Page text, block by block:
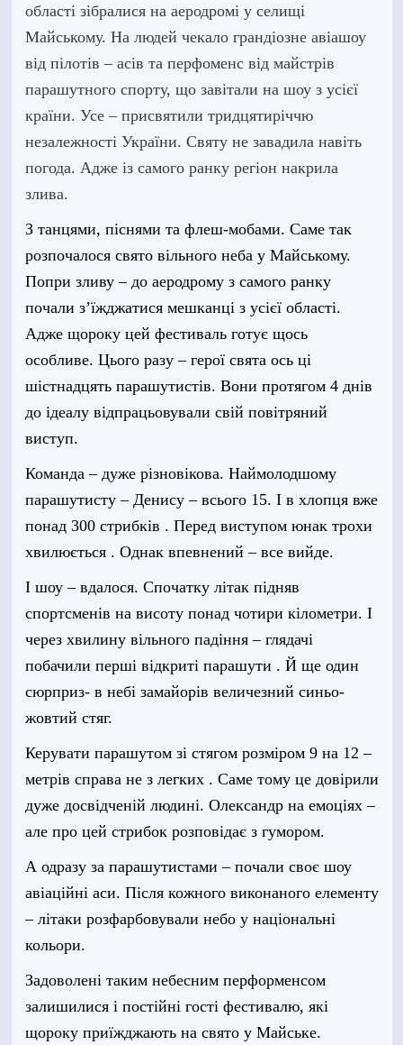
області зібралися на аеродромі у селищі
Майському. На людей чекало грандіозне авіашоу
від пілотів – асів та перфоменс від майстрів
парашутного спорту, що завітали на шоу з усієї
країни. Усе – присвятили тридцятиріччю
незалежності України. Святу не завадила навіть
погода. Адже із самого ранку регіон накрила
злива.
З танцями, піснями та флеш-мобами. Саме так
розпочалося свято вільного неба у Майському.
Попри зливу – до аеродрому з самого ранку
почали з’їжджатися мешканці з усієї області.
Адже щороку цей фестиваль готує щось
особливе. Цього разу – герої свята ось ці
шістнадцять парашутистів. Вони протягом 4 днів
до ідеалу відпрацьовували свій повітряний
виступ.
Команда – дуже різновікова. Наймолодшому
парашутисту – Денису – всього 15. І в хлопця вже
понад 300 стрибків . Перед виступом юнак трохи
хвилюється . Однак впевнений – все вийде.
І шоу – вдалося. Спочатку літак підняв
спортсменів на висоту понад чотири кілометри. І
через хвилину вільного падіння – глядачі
побачили перші відкриті парашути . Й ще один
сюрприз- в небі замайорів величезний синьо-
жовтий стяг.
Керувати парашутом зі стягом розміром 9 на 12 –
метрів справа не з легких . Саме тому це довірили
дуже досвідченій людині. Олександр на емоціях –
але про цей стрибок розповідає з гумором.
А одразу за парашутистами – почали своє шоу
авіаційні аси. Після кожного виконаного елементу
– літаки розфарбовували небо у національні
кольори.
Задоволені таким небесним перформенсом
залишилися і постійні гості фестивалю, які
щороку приїжджають на свято у Майське.